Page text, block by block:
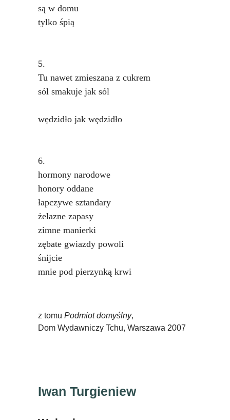
są w domu
tylko śpią
5.
Tu nawet zmieszana z cukrem
sól smakuje jak sól
wędzidło jak wędzidło
6.
hormony narodowe
honory oddane
łapczywe sztandary
żelazne zapasy
zimne manierki
zębate gwiazdy powoli
śnijcie
mnie pod pierzynką krwi
z tomu Podmiot domyślny,
Dom Wydawniczy Tchu, Warszawa 2007
Iwan Turgieniew